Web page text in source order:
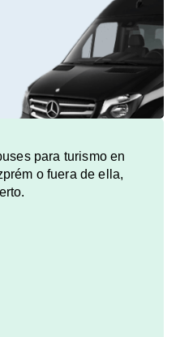
para turismo en
o fuera de ella,